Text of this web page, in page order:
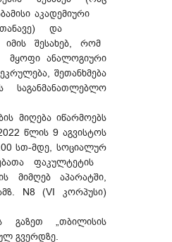
აკადემიური
და
იმის შესახებ, რომ
ანალოგიური
შეთანხმება
მიღება იწარმოებს
წლის 9 აგვისტოს
სთ-მდე, სოციალურ
ფაკულტეტის
მიმღებ აპარატში,
N8 (VI კორპუსი)
გაზეთ „თბილისის
გვერდზე.